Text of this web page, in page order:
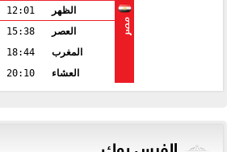
مصر
الظهر
12:01
العصر
15:38
المغرب
18:44
العشاء
20:10
الفيس بوك